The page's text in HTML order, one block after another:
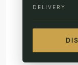
DELIVERY